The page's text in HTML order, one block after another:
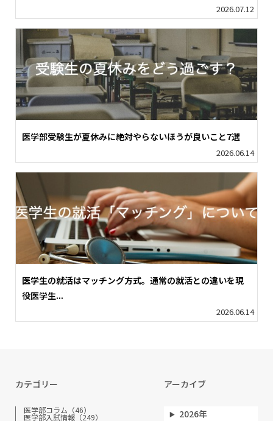
2026.07.12
医学部受験生が夏休みに絶対やらないほうが良いこと7選
2026.06.14
医学生の就活はマッチング方式。通常の就活との違いを現
役医学生...
2026.06.14
カテゴリー
医学部コラム（46）
医学部入試情報（249）
アーカイブ
2026年